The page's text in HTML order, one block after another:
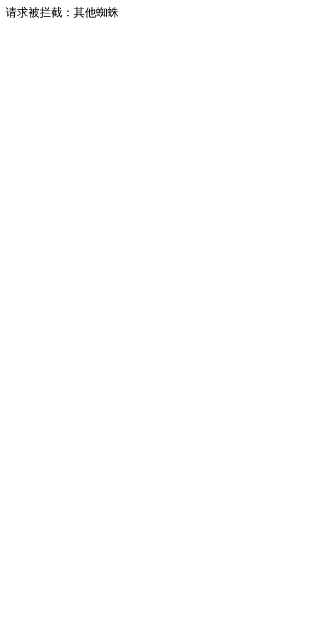
请求被拦截：其他蜘蛛